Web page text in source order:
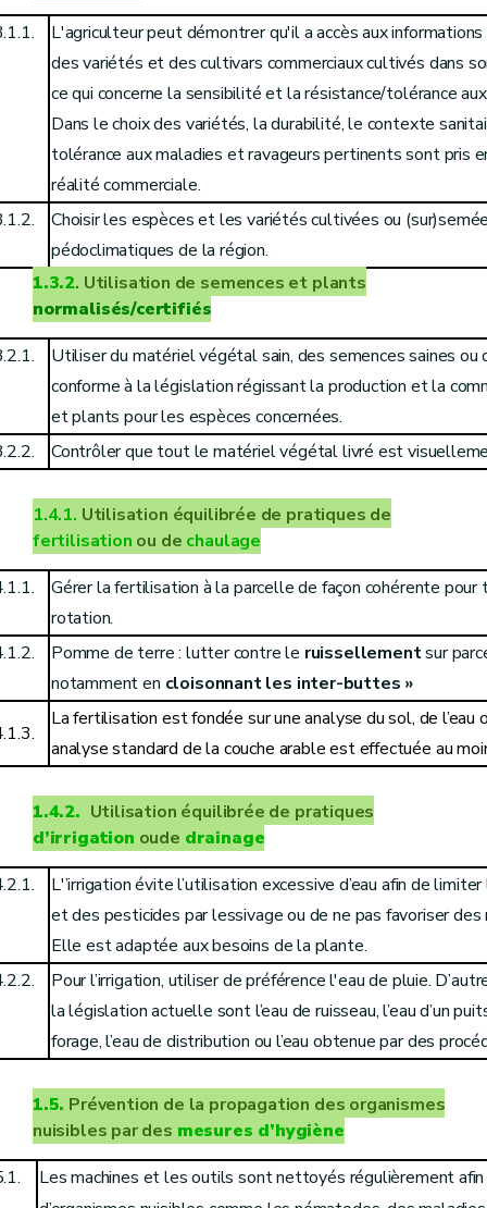
L'agriculteur peut démontrer qu'il a accès aux
des variétés et des cultivars commerciaux cultivés dans
ce qui concerne la sensibilité et la résistance/tolérance
Dans le choix des variétés, la durabilité, le contexte
tolérance aux maladies et ravageurs pertinents sont pris
réalité commerciale.
Choisir les espèces et les variétés cultivées ou
pédoclimatiques de la région.
1.3.2. Utilisation de semences et plants
normalisés/certifiés
Utiliser du matériel végétal sain, des semences saines
conforme à la législation régissant la production et la
et plants pour les espèces concernées.
Contrôler que tout le matériel végétal livré est
1.4.1. Utilisation équilibrée de pratiques de
fertilisation ou de chaulage
Gérer la fertilisation à la parcelle de façon cohérente
rotation.
Pomme de terre : lutter contre le ruissellementsur
notamment en cloisonnant les inter-buttes »
La fertilisation est fondée sur une analyse du sol, de l’eau
analyse standard de la couche arable est effectuée au
1.4.2. Utilisation équilibrée de pratiques
d’irrigation oude drainage
L'’irrigation évite l’utilisation excessive d’eau afin de
et des pesticides par lessivage ou de ne pas favoriser
Elle est adaptée aux besoins de la plante.
Pour l’irrigation, utiliser de préférence l'eau de pluie.
la législation actuelle sont l’eau de ruisseau, l’eau d’un
forage, l’eau de distribution ou l’eau obtenue par des
1.5. Prévention de la propagation des organismes
nuisibles par des mesures d’hygiène
Les machines et les outils sont nettoyés régulièrement afin